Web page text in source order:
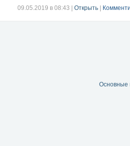
09.05.2019 в 08:43
Открыть
Основные